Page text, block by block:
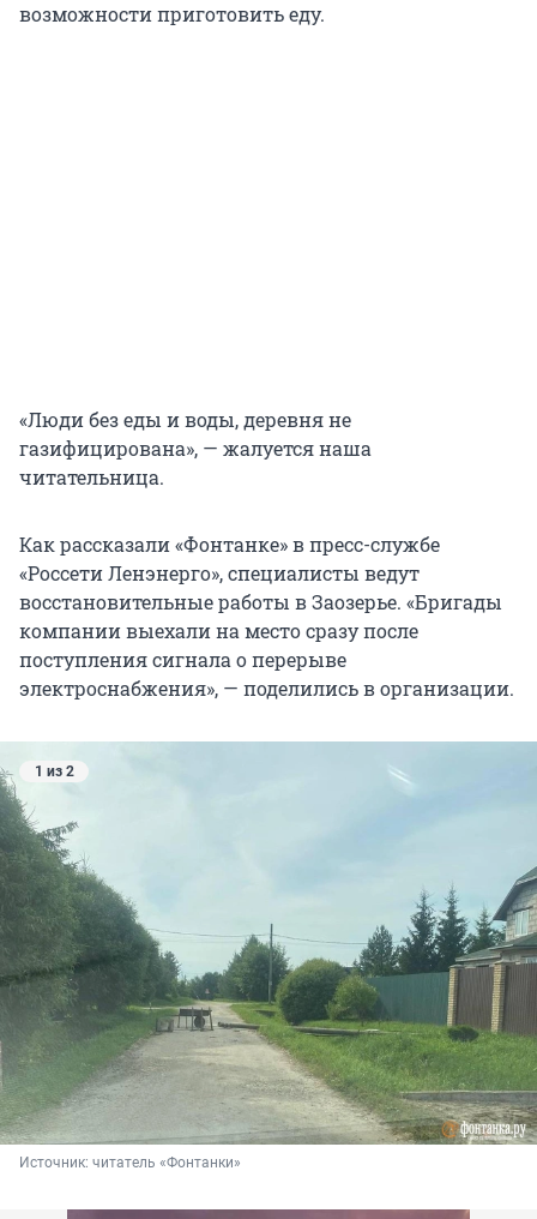
возможности приготовить еду.
«Люди без еды и воды, деревня не
газифицирована», — жалуется наша
читательница.
Как рассказали «Фонтанке» в пресс-службе
«Россети Ленэнерго», специалисты ведут
восстановительные работы в Заозерье. «Бригады
компании выехали на место сразу после
поступления сигнала о перерыве
электроснабжения», — поделились в организации.
1 из 2
Источник: читатель «Фонтанки»